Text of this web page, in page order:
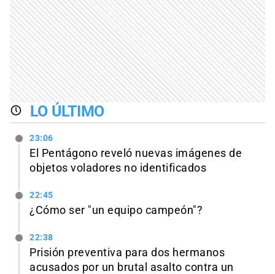
LO ÚLTIMO
23:06
El Pentágono reveló nuevas imágenes de
objetos voladores no identificados
22:45
¿Cómo ser "un equipo campeón"?
22:38
Prisión preventiva para dos hermanos
acusados por un brutal asalto contra un